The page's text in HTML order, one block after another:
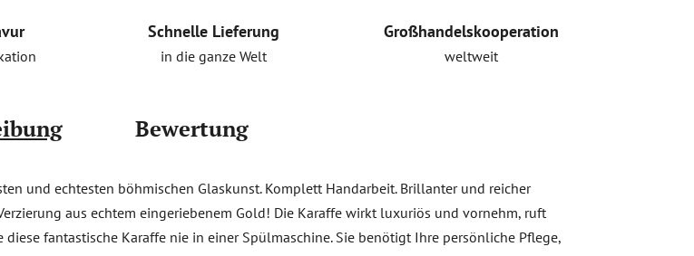
Schnelle Lieferung
in die ganze Welt
Großhandelskooperation
weltweit
Bewertung
und echtesten böhmischen Glaskunst. Komplett Handarbeit. Brillanter und reicher
aus echtem eingeriebenem Gold! Die Karaffe wirkt luxuriös und vornehm, ruft
fantastische Karaffe nie in einer Spülmaschine. Sie benötigt Ihre persönliche Pflege,